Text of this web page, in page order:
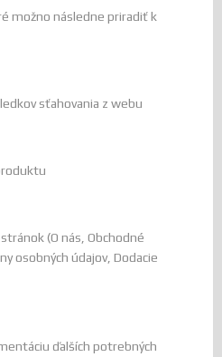
možno následne priradiť k
sťahovania z webu
(O nás, Obchodné
osobných údajov, Dodacie
ďalších potrebných